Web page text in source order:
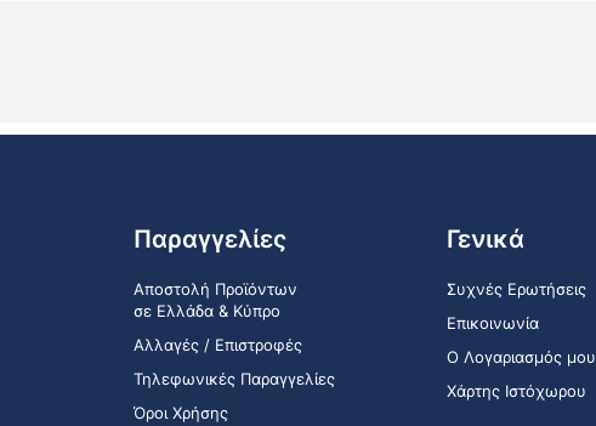
Παραγγελίες
Αποστολή Προϊόντων
σε Ελλάδα & Κύπρο
Αλλαγές / Επιστροφές
Τηλεφωνικές Παραγγελίες
Όροι Χρήσης
Γενικά
Συχνές Ερωτήσεις
Επικοινωνία
Ο Λογαριασμός μου
Χάρτης Ιστόχωρου